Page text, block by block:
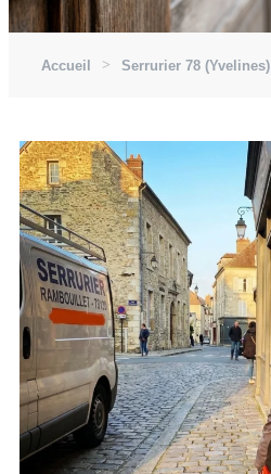
Accueil Serrurier 78 (Yvelines)